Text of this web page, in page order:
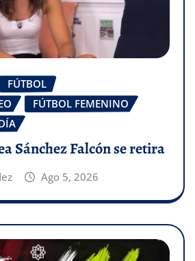
FÚTBOL
FÚTBOL FEMENINO
Sánchez Falcón se retira
Ago 5, 2026